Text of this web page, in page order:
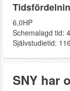
6,0HP
Schemalagd tid:
Självstudietid:
SNY har